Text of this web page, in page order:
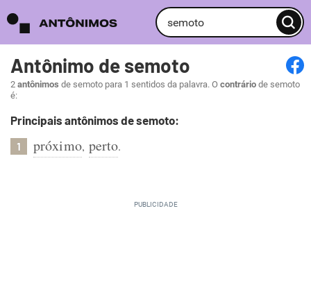
Antônimo de semoto
2 antônimos de semoto para 1 sentidos da palavra. O contrário de semoto
é:
Principais antônimos de semoto:
1 próximo, perto.